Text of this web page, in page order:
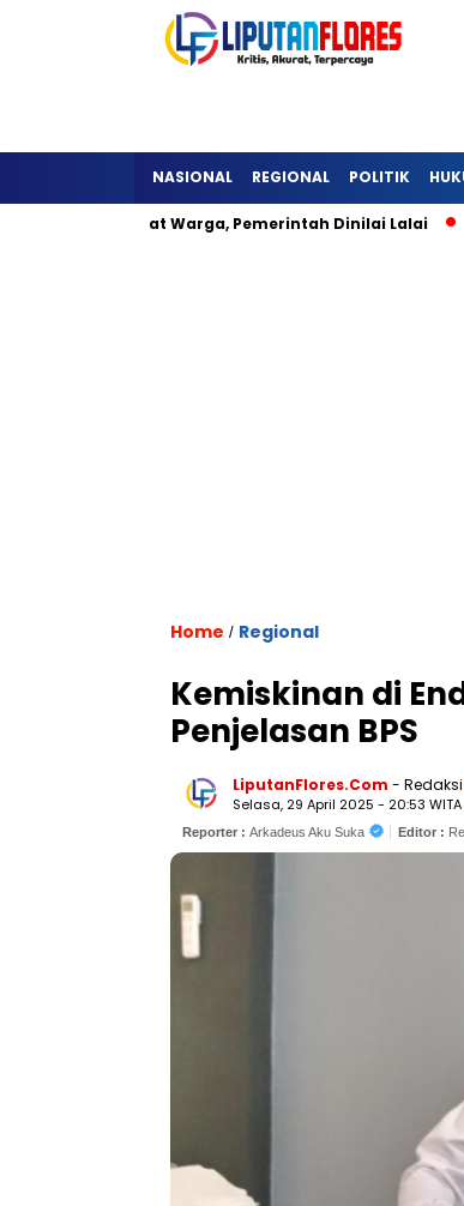
NASIONAL REGIONAL POLITIK
Hambat Warga, Pemerintah Dinilai Lalai
Home / Regional
Kemiskinan di
Penjelasan BPS
LiputanFlores.Com - Redaksi
Selasa, 29 April 2025 - 20:53 WITA
Reporter : Arkadeus Aku Suka Editor :